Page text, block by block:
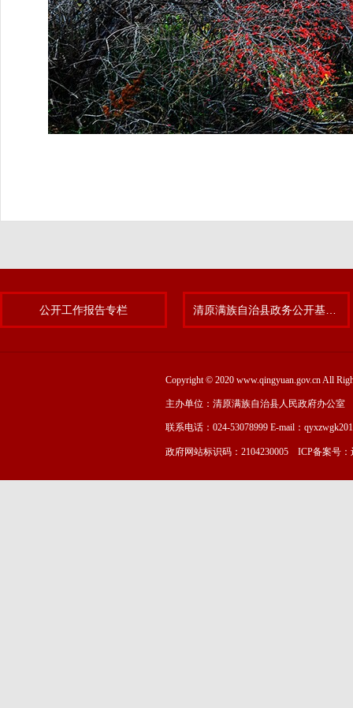
公开工作报告专栏
Copyright © 2020 www.qingyuan.gov.cn All
主办单位：清原满族自治县人民政府办公室
联系电话：024-53078999 E-mail：
政府网站标识码：2104230005 ICP备案号：